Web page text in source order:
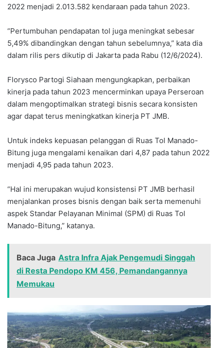
2022 menjadi 2.013.582 kendaraan pada tahun 2023.
“Pertumbuhan pendapatan tol juga meningkat sebesar
5,49% dibandingkan dengan tahun sebelumnya,” kata dia
dalam rilis pers dikutip di Jakarta pada Rabu (12/6/2024).
Florysco Partogi Siahaan mengungkapkan, perbaikan
kinerja pada tahun 2023 mencerminkan upaya Perseroan
dalam mengoptimalkan strategi bisnis secara konsisten
agar dapat terus meningkatkan kinerja PT JMB.
Untuk indeks kepuasan pelanggan di Ruas Tol Manado-
Bitung juga mengalami kenaikan dari 4,87 pada tahun 2022
menjadi 4,95 pada tahun 2023.
“Hal ini merupakan wujud konsistensi PT JMB berhasil
menjalankan proses bisnis dengan baik serta memenuhi
aspek Standar Pelayanan Minimal (SPM) di Ruas Tol
Manado-Bitung,” katanya.
Baca Juga Astra Infra Ajak Pengemudi Singgah
di Resta Pendopo KM 456, Pemandangannya
Memukau